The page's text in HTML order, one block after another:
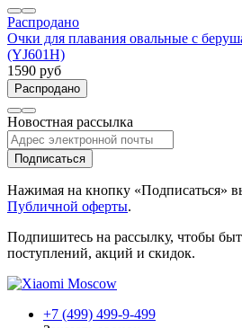
Распродано
Очки для плавания овальные с
(YJ601H)
1590 руб
Распродано
Новостная рассылка
Подписаться
Нажимая на кнопку «Подписаться»
Публичной оферты.
Подпишитесь на рассылку, чтобы
поступлений, акций и скидок.
+7 (499) 499-9-499